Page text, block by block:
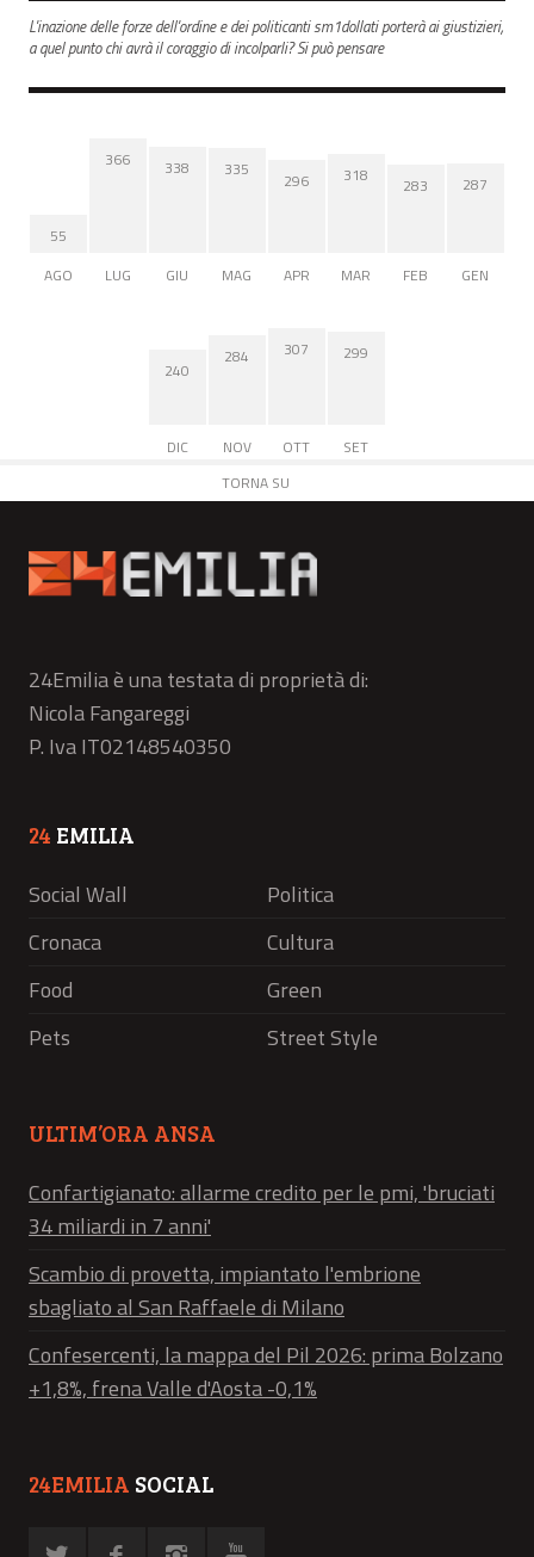
L'inazione delle forze dell'ordine e dei politicanti sm1dollati porterà ai giustizieri,
a quel punto chi avrà il coraggio di incolparli? Si può pensare
55
AGO
366
LUG
338
GIU
335
MAG
296
APR
318
MAR
283
FEB
287
GEN
240
DIC
284
NOV
307
OTT
299
SET
TORNA SU
24Emilia è una testata di proprietà di:
Nicola Fangareggi
P. Iva IT02148540350
24 EMILIA
Social Wall
Politica
Cronaca
Cultura
Food
Green
Pets
Street Style
ULTIM’ORA ANSA
Confartigianato: allarme credito per le pmi, 'bruciati
34 miliardi in 7 anni'
Scambio di provetta, impiantato l'embrione
sbagliato al San Raffaele di Milano
Confesercenti, la mappa del Pil 2026: prima Bolzano
+1,8%, frena Valle d'Aosta -0,1%
24EMILIA SOCIAL